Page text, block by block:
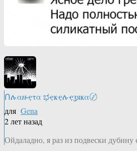
Ոሉαዙҿτα ಭҿҝҿሉҿʓяҝα〄
для Gena
2 лет назад
Ойдаладно, я раз из подвески дубину